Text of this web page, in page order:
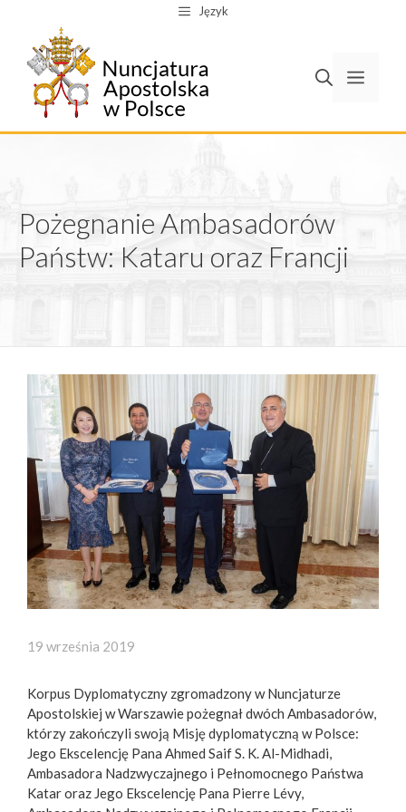
treści
Język
Pożegnanie Ambasadorów
Państw: Kataru oraz Francji
19 września 2019
Korpus Dyplomatyczny zgromadzony w Nuncjaturze
Apostolskiej w Warszawie pożegnał dwóch Ambasadorów,
którzy zakończyli swoją Misję dyplomatyczną w Polsce:
Jego Ekscelencję Pana Ahmed Saif S. K. Al-Midhadi,
Ambasadora Nadzwyczajnego i Pełnomocnego Państwa
Katar oraz Jego Ekscelencję Pana Pierre Lévy,